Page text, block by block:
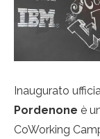
Inaugurato
Pordenone è
CoWorking